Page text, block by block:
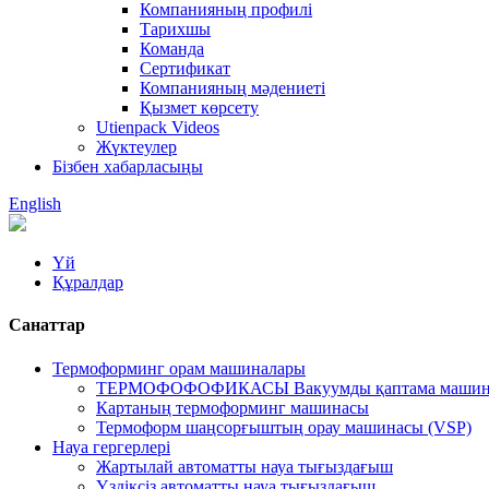
Компанияның профилі
Тарихшы
Команда
Сертификат
Компанияның мәдениеті
Қызмет көрсету
Utienpack Videos
Жүктеулер
Бізбен хабарласыңы
English
Үй
Құралдар
Санаттар
Термоформинг орам машиналары
ТЕРМОФОФОФИКАСЫ Вакуумды қаптама
Картаның термоформинг машинасы
Термоформ шаңсорғыштың орау машинасы (VSP)
Науа гергерлері
Жартылай автоматты науа тығыздағыш